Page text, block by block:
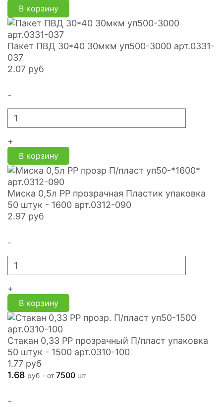
В корзину
Пакет ПВД 30*40 30мкм уп500-3000 арт.0331-
037
2.07 руб
-
+
В корзину
Миска 0,5л PP прозрачная Пластик упаковка
50 штук - 1600 арт.0312-090
2.97 руб
-
+
В корзину
Стакан 0,33 PP прозрачный П/пласт упаковка
50 штук - 1500 арт.0310-100
1.77 руб
1.68 руб - от 7500 шт
-